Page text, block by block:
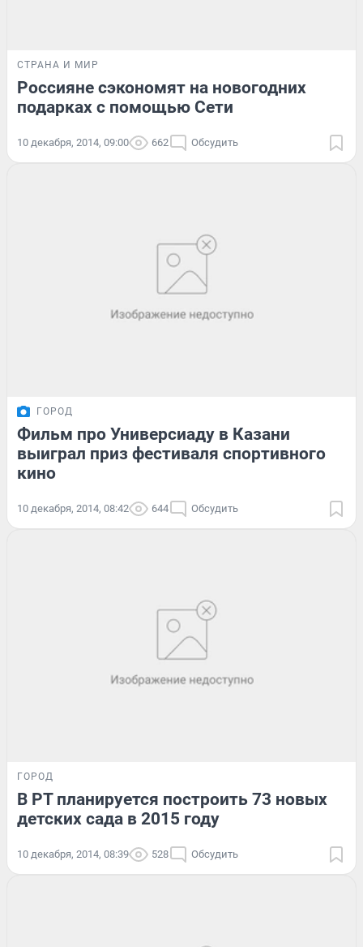
СТРАНА И МИР
Россияне сэкономят на новогодних
подарках с помощью Сети
10 декабря, 2014, 09:00 662 Обсудить
ГОРОД
Фильм про Универсиаду в Казани
выиграл приз фестиваля спортивного
кино
10 декабря, 2014, 08:42 644 Обсудить
ГОРОД
В РТ планируется построить 73 новых
детских сада в 2015 году
10 декабря, 2014, 08:39 528 Обсудить